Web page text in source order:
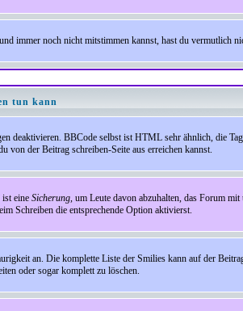
immer noch nicht mitstimmen kannst, hast du vermutlich
tun kann
deaktivieren. BBCode selbst ist HTML sehr ähnlich, die
der Beitrag schreiben-Seite aus erreichen kannst.
eine Sicherung, um Leute davon abzuhalten, das Forum
Schreiben die entsprechende Option aktivierst.
an. Die komplette Liste der Smilies kann auf der
oder sogar komplett zu löschen.